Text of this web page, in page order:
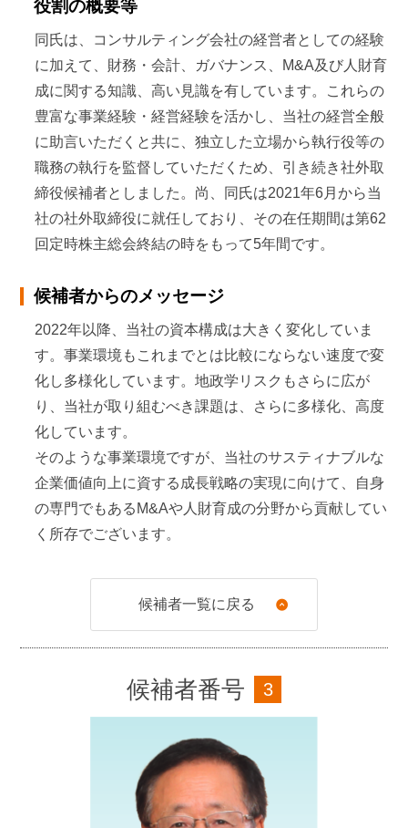
2016年 6月
日立金属 (現㈱プロテリアル)社外取締役
2018年 6月
ソニーグループ㈱ 社外取締役
2019年 6月
㈱ハピネット社外取締役（現任）
2020年 6月
ENEOSホールディングス㈱ 社外取締役（現任）
2021年 4月
明治大学大学院グローバル・ビジネス研究科専任教授
（現任）
2021年 6月
当社社外取締役（現任）
役割の概要等
同氏は、コンサルティング会社の経営者としての経験
に加えて、財務・会計、ガバナンス、M&A及び人財育
成に関する知識、高い見識を有しています。これらの
豊富な事業経験・経営経験を活かし、当社の経営全般
に助言いただくと共に、独立した立場から執行役等の
職務の執行を監督していただくため、引き続き社外取
締役候補者としました。尚、同氏は2021年6月から当
社の社外取締役に就任しており、その在任期間は第62
回定時株主総会終結の時をもって5年間です。
候補者からのメッセージ
2022年以降、当社の資本構成は大きく変化していま
す。事業環境もこれまでとは比較にならない速度で変
化し多様化しています。地政学リスクもさらに広が
り、当社が取り組むべき課題は、さらに多様化、高度
化しています。
そのような事業環境ですが、当社のサスティナブルな
企業価値向上に資する成長戦略の実現に向けて、自身
の専門でもあるM&Aや人財育成の分野から貢献してい
く所存でございます。
候補者一覧に戻る
候補者番号 3